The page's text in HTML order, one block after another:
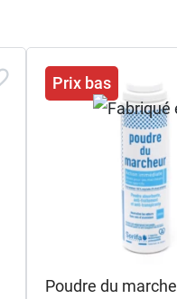
Prix bas
Poudre du